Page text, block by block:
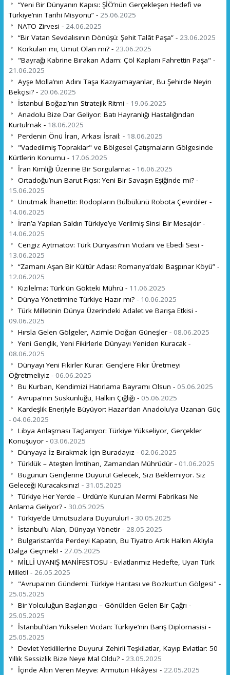
“Yeni Bir Dünyanın Kapısı: ŞİÖ’nün Gerçekleşen Hedefi ve
Türkiye’nin Tarihi Misyonu” - 25.06.2025
NATO Zirvesi - 24.06.2025
“Bir Vatan Sevdalısının Dönüşü: Şehit Talât Paşa” - 23.06.2025
Korkulan mı, Umut Olan mı? - 23.06.2025
"Bayrağı Kabrine Bırakan Adam: Çöl Kaplanı Fahrettin Paşa" -
21.06.2025
Ayşe Molla’nın Adını Taşa Kazıyamayanlar, Bu Şehirde Neyin
Bekçisi? - 20.06.2025
İstanbul Boğazı’nın Stratejik Ritmi - 19.06.2025
Anadolu Bize Dar Geliyor: Batı Hayranlığı Hastalığından
Kurtulmak - 18.06.2025
Perdenin Önü İran, Arkası İsrail: - 18.06.2025
"Vadedilmiş Topraklar" ve Bölgesel Çatışmaların Gölgesinde
Kürtlerin Konumu - 17.06.2025
İran Kimliği Üzerine Bir Sorgulama: - 16.06.2025
Ortadoğu’nun Barut Fıçısı: Yeni Bir Savaşın Eşiğinde mi? -
15.06.2025
Unutmak İhanettir: Rodopların Bülbülünü Robota Çevirdiler -
14.06.2025
İran’a Yapılan Saldırı Türkiye’ye Verilmiş Sinsi Bir Mesajdır -
14.06.2025
Cengiz Aytmatov: Türk Dünyası’nın Vicdanı ve Ebedi Sesi -
13.06.2025
“Zamanı Aşan Bir Kültür Adası: Romanya’daki Başpınar Köyü” -
12.06.2025
Kızılelma: Türk'ün Gökteki Mührü - 11.06.2025
Dünya Yönetimine Türkiye Hazır mı? - 10.06.2025
Türk Milletinin Dünya Üzerindeki Adalet ve Barışa Etkisi -
09.06.2025
Hırsla Gelen Gölgeler, Azimle Doğan Güneşler - 08.06.2025
Yeni Gençlik, Yeni Fikirlerle Dünyayı Yeniden Kuracak -
08.06.2025
Dünyayı Yeni Fikirler Kurar: Gençlere Fikir Üretmeyi
Öğretmeliyiz - 06.06.2025
Bu Kurban, Kendimizi Hatırlama Bayramı Olsun - 05.06.2025
Avrupa'nın Suskunluğu, Halkın Çığlığı - 05.06.2025
Kardeşlik Enerjiyle Büyüyor: Hazar’dan Anadolu’ya Uzanan Güç
- 04.06.2025
Libya Anlaşması Taçlanıyor: Türkiye Yükseliyor, Gerçekler
Konuşuyor - 03.06.2025
Dünyaya İz Bırakmak İçin Buradayız - 02.06.2025
Türklük – Ateşten İmtihan, Zamandan Mührüdür - 01.06.2025
Bugünün Gençlerine Duyuru! Gelecek, Sizi Beklemiyor. Siz
Geleceği Kuracaksınız! - 31.05.2025
Türkiye Her Yerde – Ürdün’e Kurulan Mermi Fabrikası Ne
Anlama Geliyor? - 30.05.2025
Türkiye’de Umutsuzlara Duyurulur! - 30.05.2025
İstanbul’u Alan, Dünyayı Yönetir - 28.05.2025
Bulgaristan’da Perdeyi Kapatın, Bu Tiyatro Artık Halkın Aklıyla
Dalga Geçmek! - 27.05.2025
MİLLİ UYANIŞ MANİFESTOSU - Evlatlarımız Hedefte, Uyan Türk
Milleti! - 26.05.2025
"Avrupa'nın Gündemi: Türkiye Haritası ve Bozkurt'un Gölgesi" -
25.05.2025
Bir Yolculuğun Başlangıcı – Gönülden Gelen Bir Çağrı -
25.05.2025
İstanbul’dan Yükselen Vicdan: Türkiye’nin Barış Diplomasisi -
25.05.2025
Devlet Yetkililerine Duyuru! Zehirli Teşkilatlar, Kayıp Evlatlar: 50
Yıllık Sessizlik Bize Neye Mal Oldu? - 23.05.2025
İçinde Altın Veren Meyve: Armutun Hikâyesi - 22.05.2025